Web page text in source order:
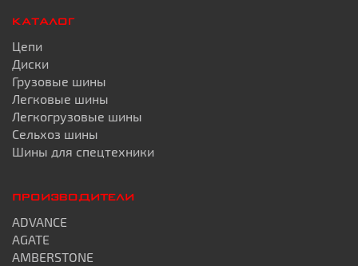
КАТАЛОГ
Цепи
Диски
Грузовые шины
Легковые шины
Легкогрузовые шины
Сельхоз шины
Шины для спецтехники
ПРОИЗВОДИТЕЛИ
ADVANCE
AGATE
AMBERSTONE